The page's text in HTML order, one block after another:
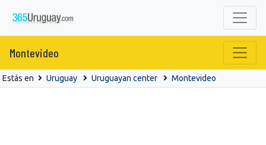
Montevideo
Estás en Uruguay Uruguayan center Montevideo